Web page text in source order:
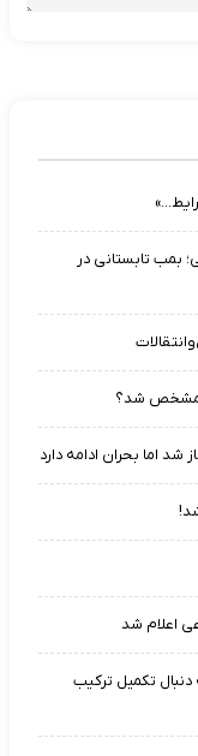
بمب تابستانی در
مشخص شد؟
اعلام شد
تکمیل ترکیب